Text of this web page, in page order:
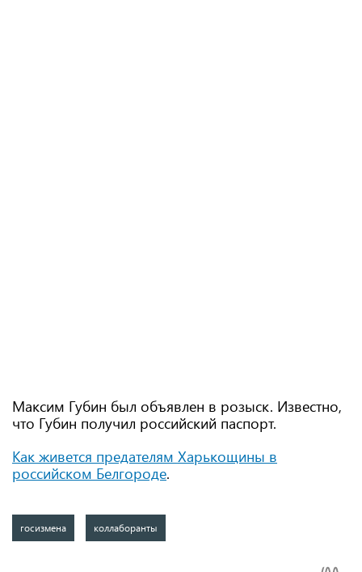
Максим Губин был объявлен в розыск. Известно,
что Губин получил российский паспорт.
Как живется предателям Харькощины в
российском Белгороде.
госизмена коллаборанты